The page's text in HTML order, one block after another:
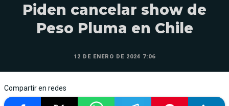
Piden cancelar show de
Peso Pluma en Chile
12 DE ENERO DE 2024 7:06
Compartir en redes